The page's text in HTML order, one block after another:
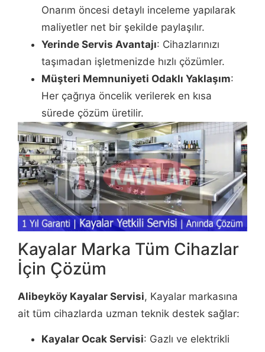
Onarım öncesi detaylı inceleme yapılarak
maliyetler net bir şekilde paylaşılır.
Yerinde Servis Avantajı: Cihazlarınızı
taşımadan işletmenizde hızlı çözümler.
Müşteri Memnuniyeti Odaklı Yaklaşım:
Her çağrıya öncelik verilerek en kısa
sürede çözüm üretilir.
Kayalar Marka Tüm Cihazlar
İçin Çözüm
Alibeyköy Kayalar Servisi, Kayalar markasına
ait tüm cihazlarda uzman teknik destek sağlar:
Kayalar Ocak Servisi: Gazlı ve elektrikli